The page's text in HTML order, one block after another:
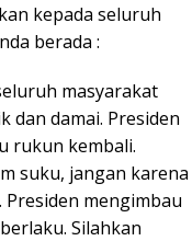
kepada seluruh
berada :
masyarakat
dan damai. Presiden
rukun kembali.
suku, jangan karena
mengimbau
Silahkan